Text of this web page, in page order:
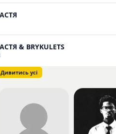
& BRYKULETS
Дивитись усі